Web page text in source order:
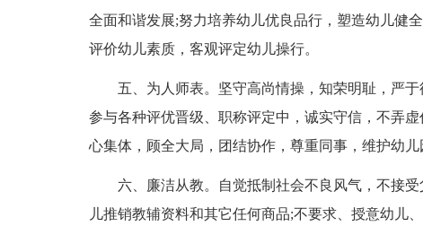
全面和谐发展;努力培养幼儿优良品行，塑造幼儿健
评价幼儿素质，客观评定幼儿操行。
五、为人师表。坚守高尚情操，知荣明耻，严于
参与各种评优晋级、职称评定中，诚实守信，不弄
心集体，顾全大局，团结协作，尊重同事，维护幼儿
六、廉洁从教。自觉抵制社会不良风气，不接受
儿推销教辅资料和其它任何商品;不要求、授意幼儿